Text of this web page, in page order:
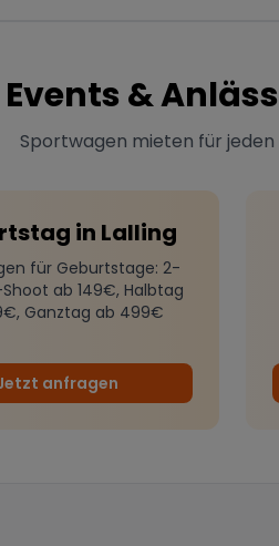
Events &
Sportwagen mieten für
in Lalling
für Geburtstage: 2-
ab 149€, Halbtag
Ganztag ab 499€
anfragen